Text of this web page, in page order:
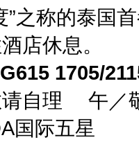
”之称的泰国
店休息。
1705/
请自理 午
国际五星